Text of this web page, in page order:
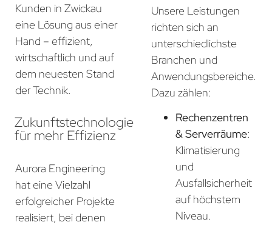
Kunden in Zwickau
eine Lösung aus einer
Hand – effizient,
wirtschaftlich und auf
dem neuesten Stand
der Technik.
Zukunftstechnologie
für mehr Effizienz
Aurora Engineering
hat eine Vielzahl
erfolgreicher Projekte
realisiert, bei denen
Unsere Leistungen
richten sich an
unterschiedlichste
Branchen und
Anwendungsbereiche.
Dazu zählen:
Rechenzentren
& Serverräume:
Klimatisierung
und
Ausfallsicherheit
auf höchstem
Niveau.